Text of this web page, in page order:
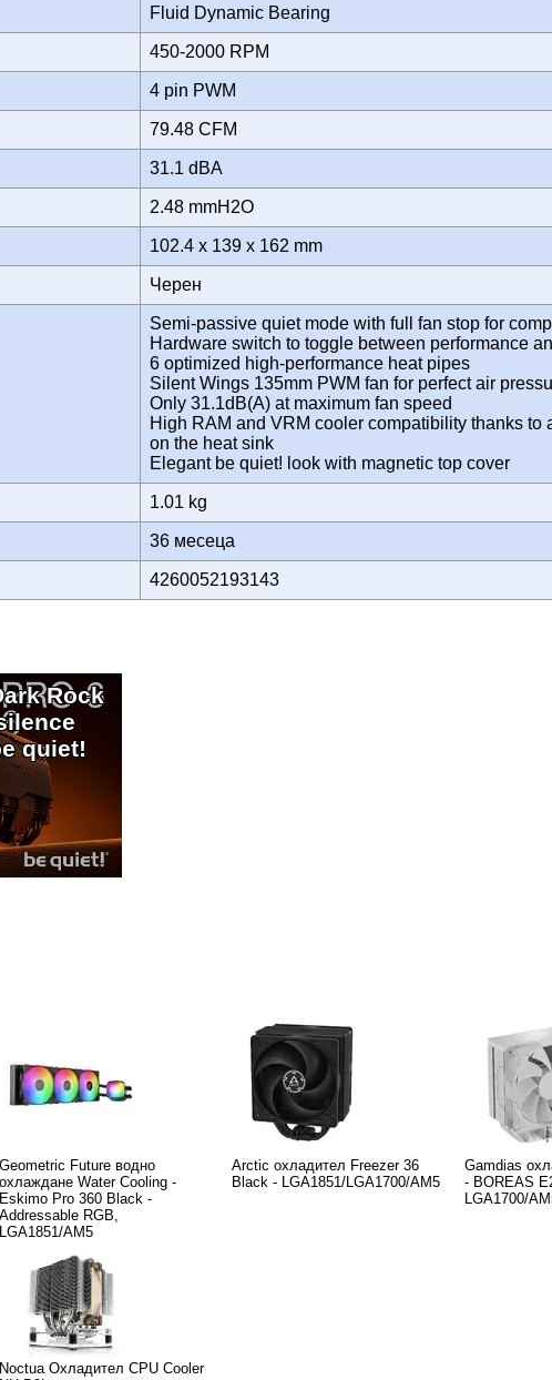
Fluid Dynamic Bearing
450-2000 RPM
4 pin PWM
79.48 CFM
31.1 dBA
2.48 mmH2O
102.4 x 139 x 162 mm
Черен
Semi-passive quiet mode with full fan stop for
Hardware switch to toggle between performance
6 optimized high-performance heat pipes
Silent Wings 135mm PWM fan for perfect air
Only 31.1dB(A) at maximum fan speed
High RAM and VRM cooler compatibility thanks to
on the heat sink
Elegant be quiet! look with magnetic top cover
1.01 kg
36 месеца
4260052193143
Rock
quiet!
Geometric Future водно
охлаждане Water Cooling -
Eskimo Pro 360 Black -
Addressable RGB,
LGA1851/AM5
Arctic охладител Freezer 36
Black - LGA1851/LGA1700/AM5
Gamdias
- BOREAS
LGA1700/
Noctua Охладител CPU Cooler